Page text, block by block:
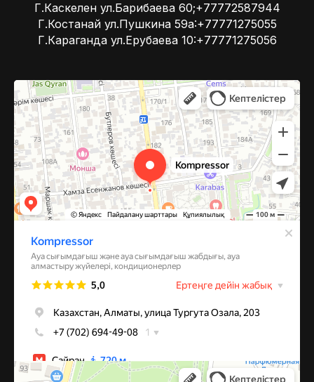
Г.Каскелен ул.Барибаева 60;+77772587944
Г.Костанай ул.Пушкина 59а:+77771275055
Г.Караганда ул.Ерубаева 10:+77771275056
Kompressor
Компрессоры и компрессорное оборудование в Алматы
Системы вентиляции в Алматы
Алматы
Улица Михаила Шолохова, 49 — Яндекс Карты